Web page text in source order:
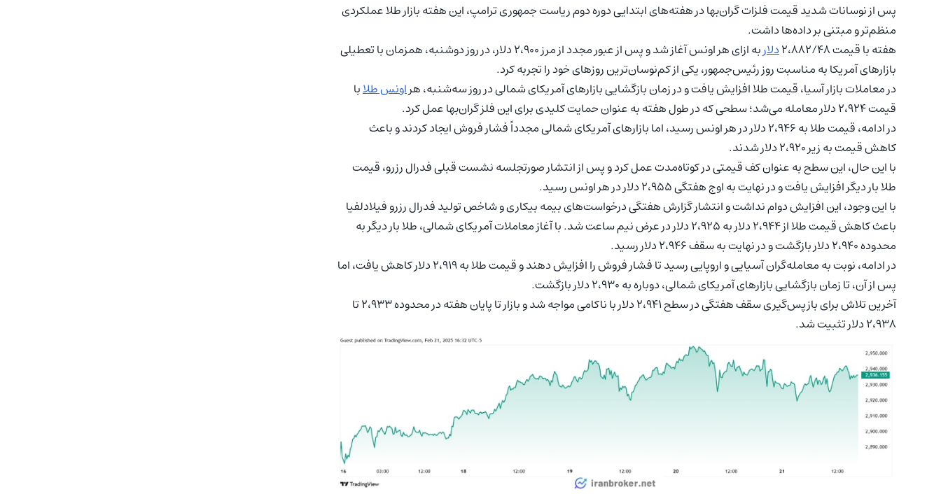
پس از نوسانات شدید قیمت فلزات گران‌بها در هفته‌های ابتدایی دوره دوم ریاست جمهوری ترامپ، این هفته بازار طلا عملکردی
منظم‌تر و مبتنی بر داده‌ها داشت.
هفته با قیمت ۲،۸۸۲/۴۸
دلار
به ازای هر اونس آغاز شد و پس از عبور مجدد از مرز ۲،۹۰۰ دلار، در روز دوشنبه، همزمان با تعطیلی
بازارهای آمریکا به مناسبت روز رئیس‌جمهور، یکی از کم‌نوسان‌ترین روزهای خود را تجربه کرد.
در معاملات بازار آسیا، قیمت طلا افزایش یافت و در زمان بازگشایی بازارهای آمریکای شمالی در روز سه‌شنبه، هراونس طلابا
قیمت ۲،۹۲۴ دلار معامله می‌شد؛ سطحی که در طول هفته به عنوان حمایت کلیدی برای این فلز گران‌بها عمل کرد.
در ادامه، قیمت طلا به ۲،۹۴۶ دلار در هر اونس رسید، اما بازارهای آمریکای شمالی مجدداً فشار فروش ایجاد کردند و باعث
کاهش قیمت به زیر ۲،۹۲۰ دلار شدند.
با این حال، این سطح به عنوان کف قیمتی در کوتاه‌مدت عمل کرد و پس از انتشار صورتجلسه نشست قبلی فدرال رزرو، قیمت
طلا بار دیگر افزایش یافت و در نهایت به اوج هفتگی ۲،۹۵۵ دلار در هر اونس رسید.
با این وجود، این افزایش دوام نداشت و انتشار گزارش هفتگی درخواست‌های بیمه بیکاری و شاخص تولید فدرال رزرو فیلادلفیا
باعث کاهش قیمت طلا از ۲،۹۴۴ دلار به ۲،۹۲۵ دلار در عرض نیم ساعت شد. با آغاز معاملات آمریکای شمالی، طلا بار دیگر به
محدوده ۲،۹۴۰ دلار بازگشت و در نهایت به سقف ۲،۹۴۶ دلار رسید.
در ادامه، نوبت به معامله‌گران آسیایی و اروپایی رسید تا فشار فروش را افزایش دهند و قیمت طلا به ۲،۹۱۹ دلار کاهش یافت، اما
پس از آن، تا زمان بازگشایی بازارهای آمریکای شمالی، دوباره به ۲،۹۳۰ دلار بازگشت.
آخرین تلاش برای بازپس‌گیری سقف هفتگی در سطح ۲،۹۴۱ دلار با ناکامی مواجه شد و بازار تا پایان هفته در محدوده ۲،۹۳۳ تا
۲،۹۳۸ دلار تثبیت شد.